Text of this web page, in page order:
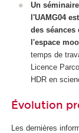
Un
l'UAMG04
des
l'espace
temps de
Licence
HDR en
Évolution
Les dernières